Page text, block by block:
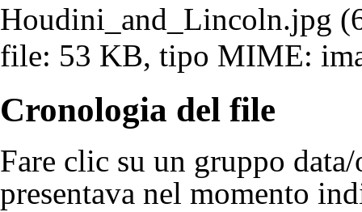
Houdini_and_Lincoln.jpg
file: 53 KB, tipo MIME:
Cronologia del file
Fare clic su un gruppo
presentava nel momento